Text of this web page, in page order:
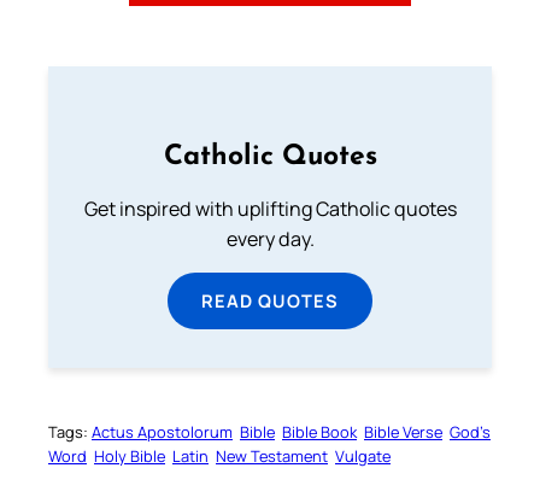
Catholic Quotes
Get inspired with uplifting Catholic quotes
every day.
READ QUOTES
Tags: Actus Apostolorum Bible Bible Book Bible Verse God’s
Word Holy Bible Latin New Testament Vulgate